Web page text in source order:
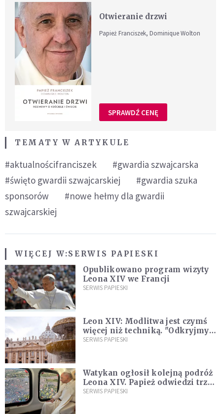
Otwieranie drzwi
Papież Franciszek, Dominique Wolton
SPRAWDŹ CENĘ
TEMATY W ARTYKULE
#aktualnościfranciszek
#gwardia szwajcarska
#święto gwardii szwajcarskiej
#gwardia szuka
sponsorów
#nowe hełmy dla gwardii
szwajcarskiej
WIĘCEJ W:SERWIS PAPIESKI
Opublikowano program wizyty
Leona XIV we Francji
SERWIS PAPIESKI
Leon XIV: Modlitwa jest czymś
więcej niż techniką. "Odkryjmy
ją na nowo"
SERWIS PAPIESKI
Watykan ogłosił kolejną podróż
Leona XIV. Papież odwiedzi trzy
kraje Ameryki Południowej
SERWIS PAPIESKI